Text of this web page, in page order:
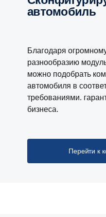
автомобиль
Благодаря
разнообразию
можно подобрать
автомобиля в
требованиями.
бизнеса.
Перейти к